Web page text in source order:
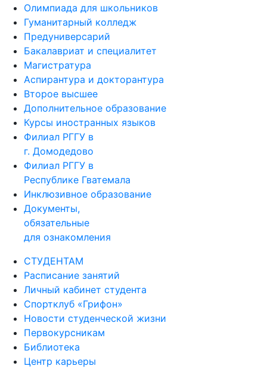
Олимпиада для школьников
Гуманитарный колледж
Предуниверсарий
Бакалавриат и специалитет
Магистратура
Аспирантура и докторантура
Второе высшее
Дополнительное образование
Курсы иностранных языков
Филиал РГГУ в
г. Домодедово
Филиал РГГУ в
Республике Гватемала
Инклюзивное образование
Документы,
обязательные
для ознакомления
СТУДЕНТАМ
Расписание занятий
Личный кабинет студента
Спортклуб «Грифон»
Новости студенческой жизни
Первокурсникам
Библиотека
Центр карьеры